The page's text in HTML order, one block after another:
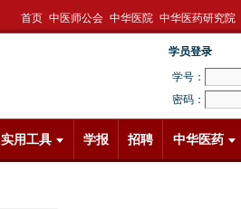
首页 中医师公会 中华医院 中华医药研究院
学员登录
学号：
密码：
实用工具 学报 招聘 中华医药